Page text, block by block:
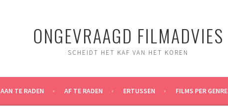
ONGEVRAAGD FILMADVIES
SCHEIDT HET KAF VAN HET KOREN
AAN TE RADEN AF TE RADEN ERTUSSEN FILMS PER GENRE